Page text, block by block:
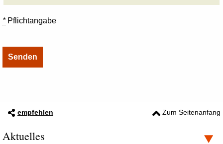
*Pflichtangabe
empfehlen Zum Seitenanfang
Aktuelles